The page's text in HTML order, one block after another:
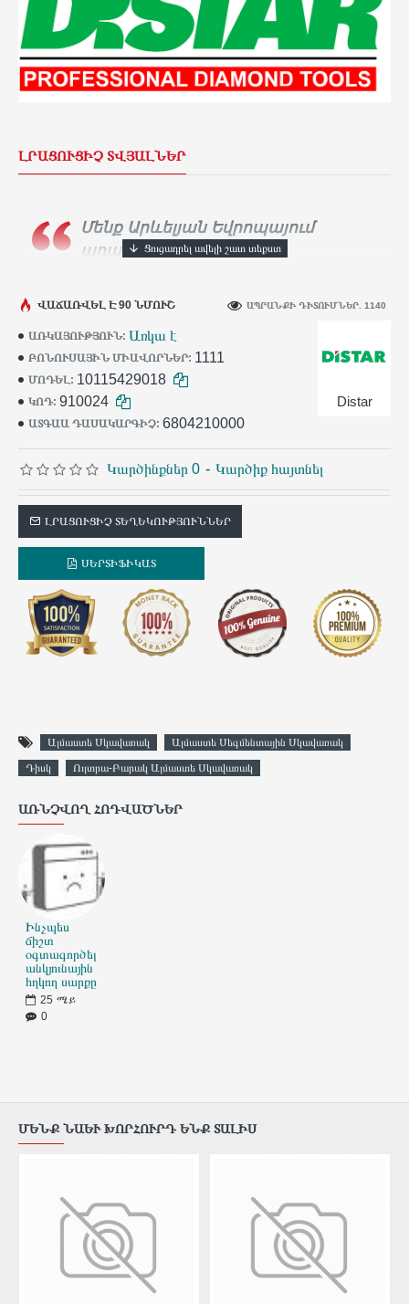
ԼՐԱՑՈՒՑԻՉ ՏՎՅԱԼՆԵՐ
Մենք Արևելյան Եվրոպայում
ադամանդե գործիքների
հազարավոր արհեստավորներ ամեն օր
աշխատանքում:
ԱՌԿԱՅՈՒԹՅՈՒՆ: Առկա է
ԲՈՆՈՒՍԱՅԻՆ ՄԻԱՎՈՐՆԵՐ: 1111
ՄՈԴԵԼ: 10115429018
ԿՈԴ: 910024
ԱՏԳԱԱ ԴԱՍԱԿԱՐԳԻՉ: 6804210000
Distar
ՎԱՃԱՌՎԵԼ Է 90 ՆՄՈՒՇ ԱՊՐԱՆՔԻ ԴԻՏՈՒՄՆԵՐ. 1140
Կարծինքներ 0 - Կարծիք հայտնել
ԼՐԱՑՈՒՑԻՉ ՏԵՂԵԿՈՒԹՅՈՒՆՆԵՐ
ՍԵՐՏԻՖԻԿԱՏ
Ալմաստե Սկավառակ
Ալմաստե Սեգմենտային Սկավառակ
Դիսկ
Ուլտրա-Բարակ Ալմաստե Սկավառակ
ԱՌՆՉՎՈՂ ՀՈԴՎԱԾՆԵՐ
Ինչպես
ճիշտ
օգտագործել
անկյունային
հղկող սարքը
25 ሜይ
0
ՄԵՆՔ ՆԱԵՒ ԽՈՐՀՈՒՐԴ ԵՆՔ ՏԱԼԻՍ